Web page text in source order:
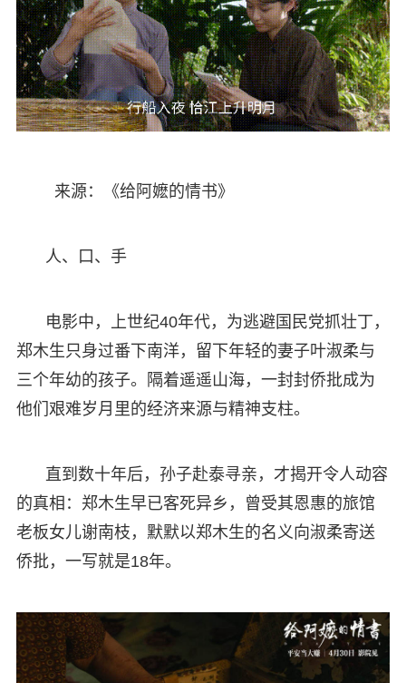
来源：《给阿嬷的情书》
人、口、手
电影中，上世纪40年代，为逃避国民党抓壮丁，
郑木生只身过番下南洋，留下年轻的妻子叶淑柔与
三个年幼的孩子。隔着遥遥山海，一封封侨批成为
他们艰难岁月里的经济来源与精神支柱。
直到数十年后，孙子赴泰寻亲，才揭开令人动容
的真相：郑木生早已客死异乡，曾受其恩惠的旅馆
老板女儿谢南枝，默默以郑木生的名义向淑柔寄送
侨批，一写就是18年。